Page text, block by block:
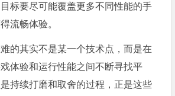
标要尽可能覆盖更多不同性能的手
流畅体验。
的其实不是某一个技术点，而是在
体验和运行性能之间不断寻找平
持续打磨和取舍的过程，正是这些